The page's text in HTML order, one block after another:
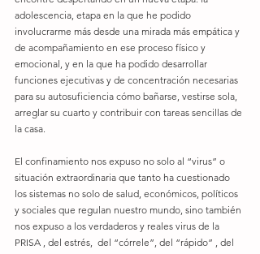
adolescencia, etapa en la que he podido
involucrarme más desde una mirada más empática y
de acompañamiento en ese proceso físico y
emocional, y en la que ha podido desarrollar
funciones ejecutivas y de concentración necesarias
para su autosuficiencia cómo bañarse, vestirse sola,
arreglar su cuarto y contribuir con tareas sencillas de
la casa.
El confinamiento nos expuso no solo al “virus” o
situación extraordinaria que tanto ha cuestionado
los sistemas no solo de salud, económicos, políticos
y sociales que regulan nuestro mundo, sino también
nos expuso a los verdaderos y reales virus de la
PRISA , del estrés,  del “córrele”, del “rápido” , del